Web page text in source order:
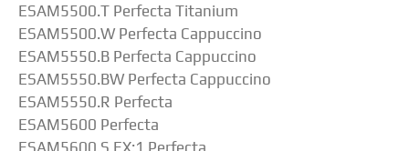
ESAM5500.T Perfecta Titanium
ESAM5500.W Perfecta Cappuccino
ESAM5550.B Perfecta Cappuccino
ESAM5550.BW Perfecta Cappuccino
ESAM5550.R Perfecta
ESAM5600 Perfecta
ESAM5600.S EX:1 Perfecta